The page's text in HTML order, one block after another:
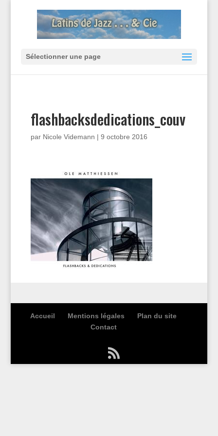
Sélectionner une page
flashbacksdedications_couv
par Nicole Videmann | 9 octobre 2016
Accueil Mentions légales
Plan du site
Contact